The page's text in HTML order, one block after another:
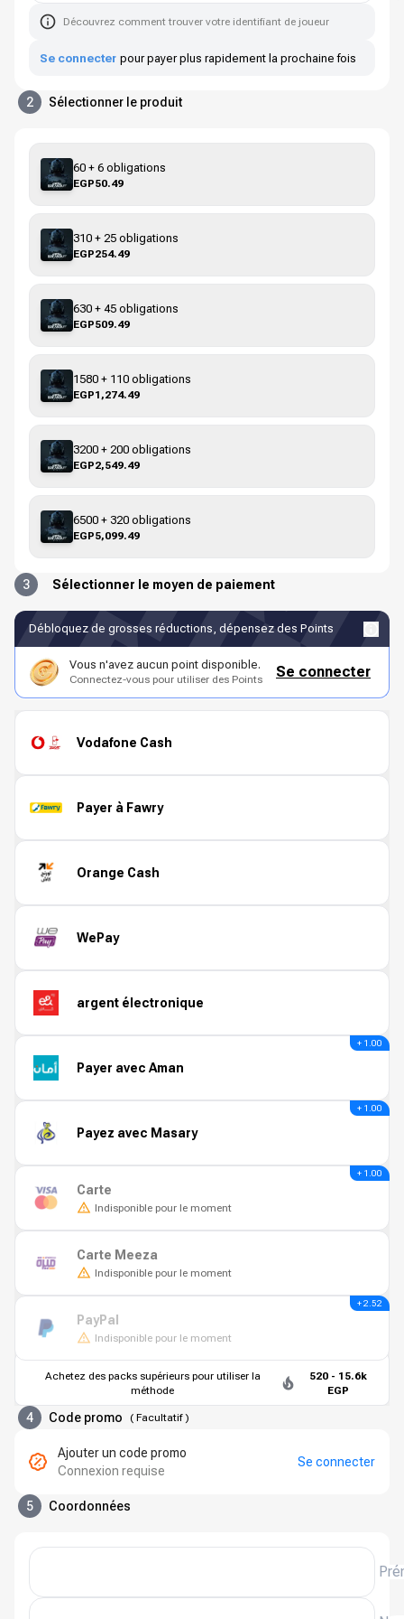
Découvrez comment trouver votre identifiant de joueur
Se connecter pour payer plus rapidement la prochaine fois
2 Sélectionner le produit
60 + 6 obligations
EGP50.49
310 + 25 obligations
EGP254.49
630 + 45 obligations
EGP509.49
1580 + 110 obligations
EGP1,274.49
3200 + 200 obligations
EGP2,549.49
6500 + 320 obligations
EGP5,099.49
3 Sélectionner le moyen de paiement
Débloquez de grosses réductions, dépensez des Points
Vous n'avez aucun point disponible.
Connectez-vous pour utiliser des Points Se connecter
Vodafone Cash
Payer à Fawry
Orange Cash
WePay
argent électronique
Payer avec Aman
+ 1.00
Payez avec Masary
+ 1.00
Carte
Indisponible pour le moment
+ 1.00
Carte Meeza
Indisponible pour le moment
PayPal
Indisponible pour le moment
+ 2.52
Achetez des packs supérieurs pour utiliser la
méthode
520 - 15.6k
EGP
4 Code promo ( Facultatif)
Ajouter un code promo
Connexion requise
Se connecter
5 Coordonnées